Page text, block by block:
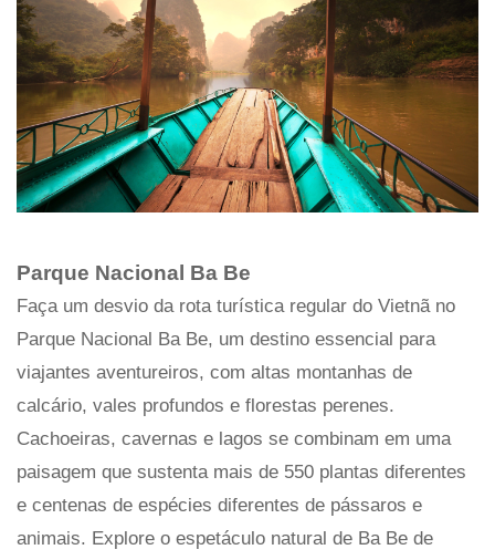
Parque Nacional Ba Be
Faça um desvio da rota turística regular do Vietnã no
Parque Nacional Ba Be, um destino essencial para
viajantes aventureiros, com altas montanhas de
calcário, vales profundos e florestas perenes.
Cachoeiras, cavernas e lagos se combinam em uma
paisagem que sustenta mais de 550 plantas diferentes
e centenas de espécies diferentes de pássaros e
animais. Explore o espetáculo natural de Ba Be de